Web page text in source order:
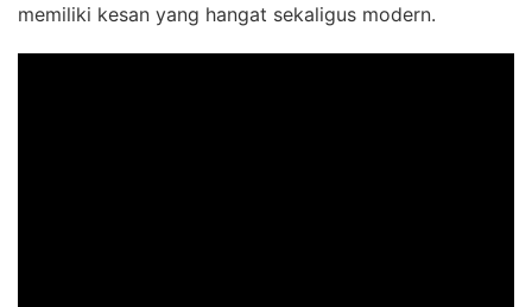
memiliki kesan yang hangat sekaligus modern.